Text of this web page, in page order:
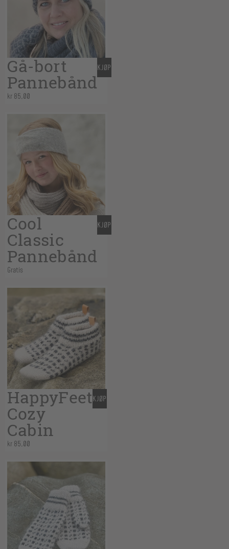
Gå-bort
Pannebånd
kr85,00
KJØP
Cool
Classic
Pannebånd
Gratis
KJØP
HappyFeet
Cozy
Cabin
kr85,00
KJØP